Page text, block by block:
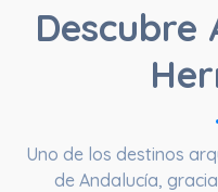
Descubre
Uno de los destinos
de Andalucía,